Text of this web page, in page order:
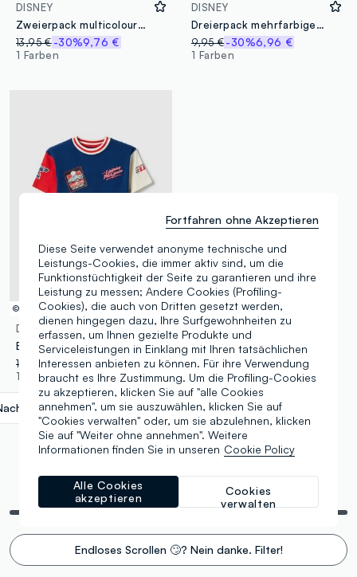
DISNEY
Zweierpack multicoloured Unterhemden aus reiner Baumwolle für Kinder im Regular Fit
13,95 €-30%9,76 €
1 Farben
DISNEY
Dreierpack mehrfarbige Kinderunterhosen aus Baumwolle mit Cars-Prints
9,95 €-30%6,96 €
1 Farben
© Disney
DISNEY
Blaues Jungen-T-Shirt aus reiner Baumwolle mit Cars-Print, Oversize-Fit
14,95 €-50%7,47 €
1 Farben
label.selectsize
Es werden 5 von 5 Artikeln angezeigt
Endloses Scrollen 🙄? Nein danke. Filter!
Diese Seite verwendet anonyme technische und
Leistungs-Cookies, die immer aktiv sind, um die
Funktionstüchtigkeit der Seite zu garantieren und ihre
Leistung zu messen; Andere Cookies (Profiling-
Cookies), die auch von Dritten gesetzt werden,
dienen hingegen dazu, Ihre Surfgewohnheiten zu
erfassen, um Ihnen gezielte Produkte und
Serviceleistungen in Einklang mit Ihren tatsächlichen
Interessen anbieten zu können. Für ihre Verwendung
braucht es Ihre Zustimmung. Um die Profiling-Cookies
zu akzeptieren, klicken Sie auf "alle Cookies
annehmen", um sie auszuwählen, klicken Sie auf
"Cookies verwalten" oder, um sie abzulehnen, klicken
Sie auf "Weiter ohne annehmen". Weitere
Informationen finden Sie in unseren Cookie Policy
Cookies
verwalten
Alle Cookies
akzeptieren
Fortfahren ohne Akzeptieren